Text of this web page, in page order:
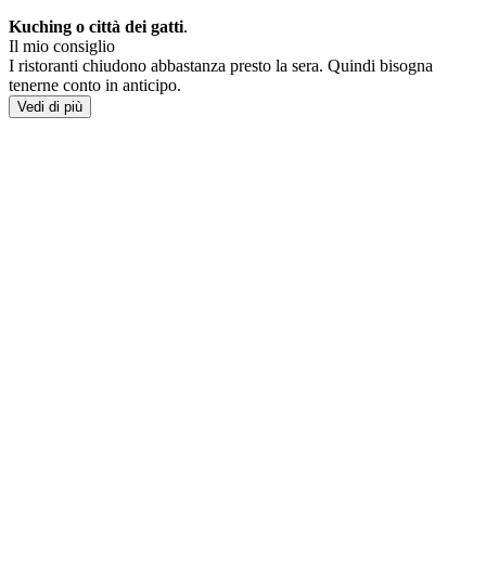
Kuching o città dei gatti.
Il mio consiglio
I ristoranti chiudono abbastanza presto la sera. Quindi bisogna
tenerne conto in anticipo.
Vedi di più